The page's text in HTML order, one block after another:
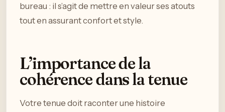
bureau : il s’agit de mettre en valeur ses atouts
tout en assurant confort et style.
L’importance de la
cohérence dans la tenue
Votre tenue doit raconter une histoire